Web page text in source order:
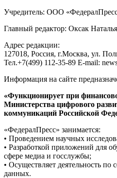
Учредитель: ООО
Главный редактор: Оксак
Адрес редакции:
127018, Россия, г.Москва, ул.
Тел.+7(499) 112-35-89 E-mail:
Информация на сайте
«Функционирует при
Министерства цифрового
коммуникаций Российской
«ФедералПресс» занимается:
• Проведением научных
• Разработкой приложений для
сфере медиа и госслужбы;
• Осуществляет деятельность по
данных.